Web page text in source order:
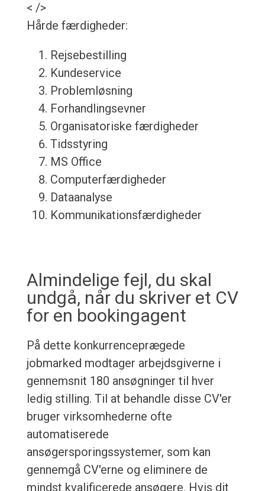
< />
Hårde færdigheder:
Rejsebestilling
Kundeservice
Problemløsning
Forhandlingsevner
Organisatoriske færdigheder
Tidsstyring
MS Office
Computerfærdigheder
Dataanalyse
Kommunikationsfærdigheder
Almindelige fejl, du skal
undgå, når du skriver et CV
for en bookingagent
På dette konkurrenceprægede
jobmarked modtager arbejdsgiverne i
gennemsnit 180 ansøgninger til hver
ledig stilling. Til at behandle disse CV'er
bruger virksomhederne ofte
automatiserede
ansøgersporingssystemer, som kan
gennemgå CV'erne og eliminere de
mindst kvalificerede ansøgere. Hvis dit